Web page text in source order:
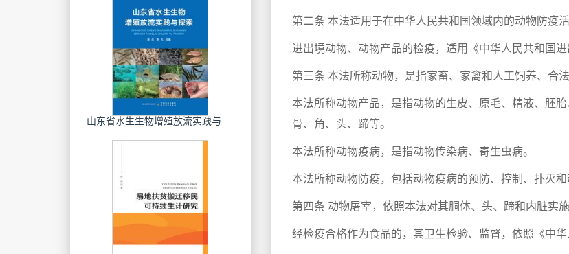
第二条 本法适用于在中华人民共和国领域内的动物防疫活
进出境动物、动物产品的检疫，适用《中华人民共和国进
第三条 本法所称动物，是指家畜、家禽和人工饲养、合
本法所称动物产品，是指动物的生皮、原毛、精液、胚
骨、角、头、蹄等。
本法所称动物疫病，是指动物传染病、寄生虫病。
本法所称动物防疫，包括动物疫病的预防、控制、扑灭和
第四条 动物屠宰，依照本法对其胴体、头、蹄和内脏实施
经检疫合格作为食品的，其卫生检验、监督，依照《中